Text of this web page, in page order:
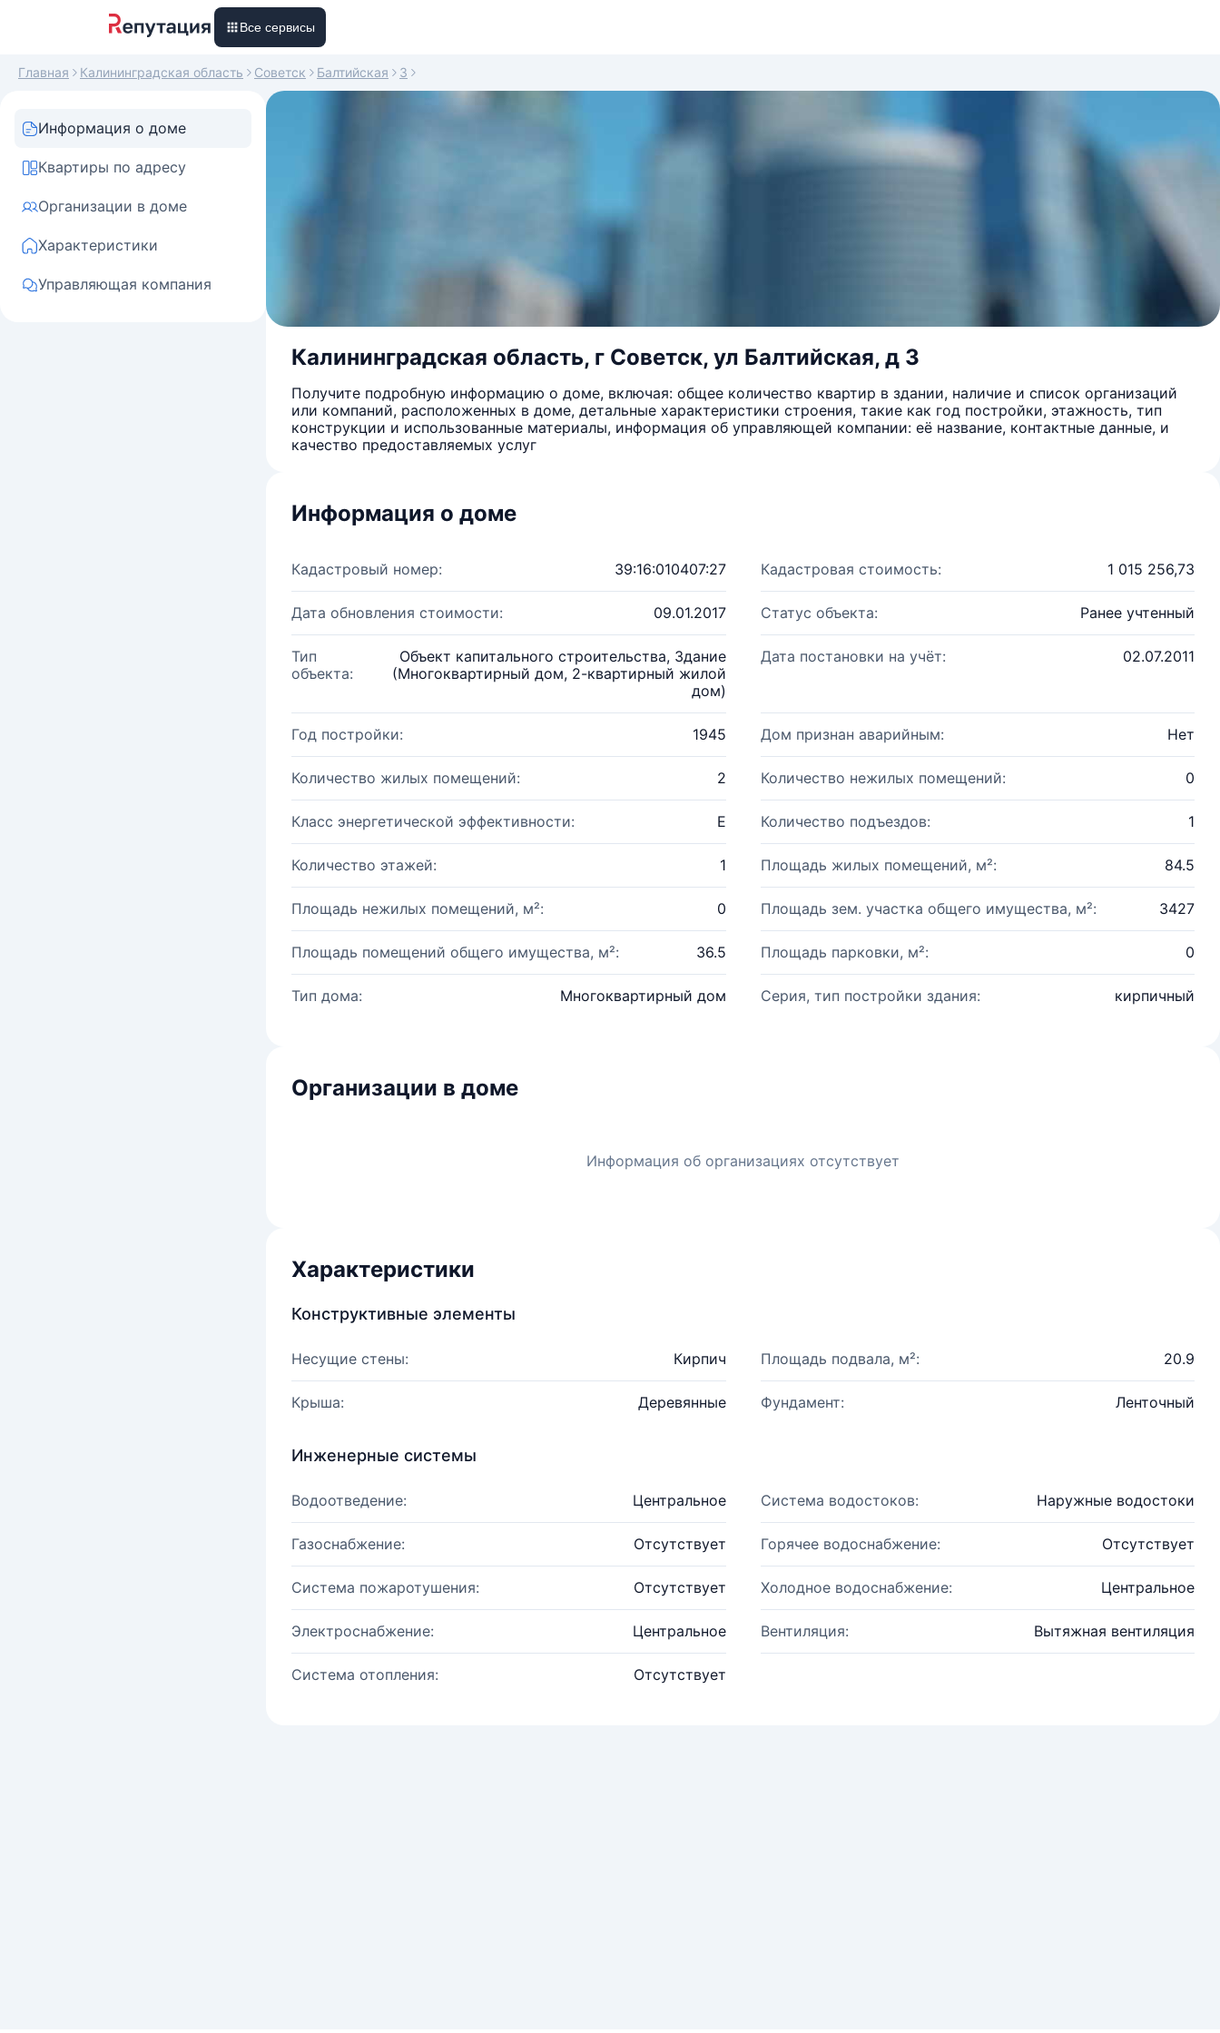
Все сервисы
Главная Калининградская область Советск Балтийская 3
Информация о доме
Квартиры по адресу
Организации в доме
Характеристики
Управляющая компания
Калининградская область, г Советск, ул Балтийская, д 3
Получите подробную информацию о доме, включая: общее количество квартир в здании, наличие и список организаций
или компаний, расположенных в доме, детальные характеристики строения, такие как год постройки, этажность, тип
конструкции и использованные материалы, информация об управляющей компании: её название, контактные данные, и
качество предоставляемых услуг
Информация о доме
Кадастровый номер: 39:16:010407:27 Кадастровая стоимость: 1 015 256,73
Дата обновления стоимости: 09.01.2017 Статус объекта: Ранее учтенный
Тип
объекта:
Объект капитального строительства, Здание
(Многоквартирный дом, 2-квартирный жилой
дом)
Дата постановки на учёт: 02.07.2011
Год постройки: 1945 Дом признан аварийным: Нет
Количество жилых помещений: 2 Количество нежилых помещений: 0
Класс энергетической эффективности: E Количество подъездов: 1
Количество этажей: 1 Площадь жилых помещений, м²: 84.5
Площадь нежилых помещений, м²: 0 Площадь зем. участка общего имущества, м²: 3427
Площадь помещений общего имущества, м²: 36.5 Площадь парковки, м²: 0
Тип дома: Многоквартирный дом Серия, тип постройки здания: кирпичный
Организации в доме
Информация об организациях отсутствует
Характеристики
Конструктивные элементы
Несущие стены: Кирпич Площадь подвала, м²: 20.9
Крыша: Деревянные Фундамент: Ленточный
Инженерные системы
Водоотведение: Центральное Система водостоков: Наружные водостоки
Газоснабжение: Отсутствует Горячее водоснабжение: Отсутствует
Система пожаротушения: Отсутствует Холодное водоснабжение: Центральное
Электроснабжение: Центральное Вентиляция: Вытяжная вентиляция
Система отопления: Отсутствует